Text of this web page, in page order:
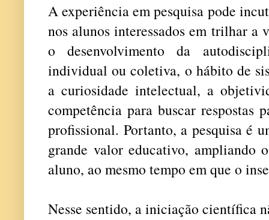
A experiência em pesquisa pode
nos alunos interessados em trilhar a
o desenvolvimento da
individual ou coletiva, o hábito de
a curiosidade intelectual, a
competência para buscar respostas
profissional. Portanto, a pesquisa é
grande valor educativo, ampliando
aluno, ao mesmo tempo em que o
Nesse sentido, a iniciação científica